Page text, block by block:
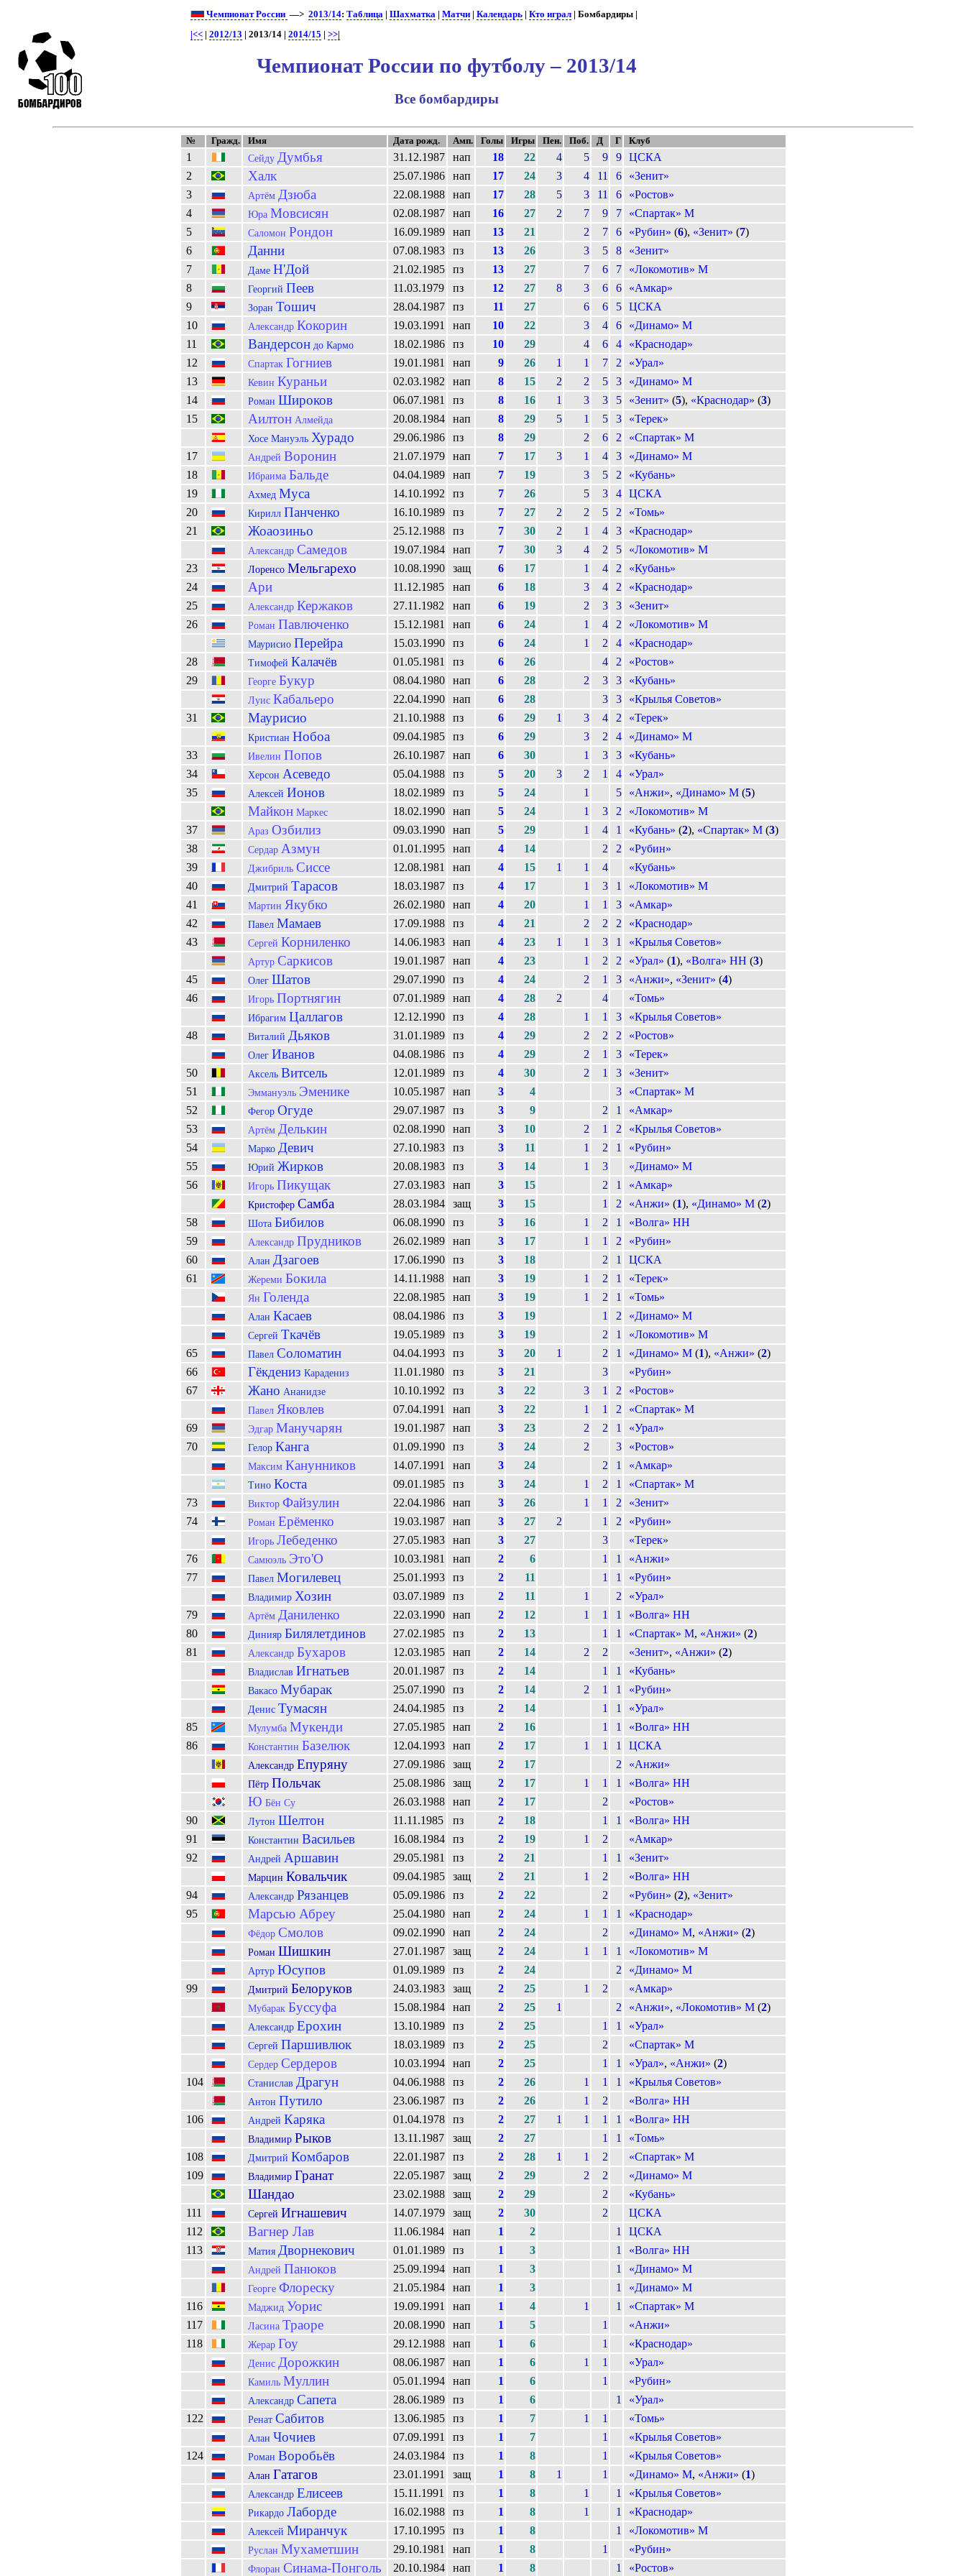
Чемпионат России —>2013/14:Таблица |Шахматка |Матчи |Календарь |Кто играл | Бомбардиры |
|<< |2012/13 | 2013/14 |2014/15 |>>|
Чемпионат России по футболу – 2013/14
Все бомбардиры
№ Гражд. Имя Дата рожд. Амп. Голы Игры Пен. Поб. Д Г Клуб
1 Сейду Думбья 31.12.1987 нап 18 22 4 5 9 9
ЦСКА
2
Халк 25.07.1986 нап 17 24 3 4 11 6
«Зенит»
3
Артём Дзюба 22.08.1988 нап 17 28 5 3 11 6
«Ростов»
4
Юра Мовсисян 02.08.1987 нап 16 27 2 7 9 7
«Спартак» М
5
Саломон Рондон 16.09.1989 нап 13 21 2 7 6 «Рубин» (6), «Зенит» (7)
6
Данни 07.08.1983 пз 13 26 3 5 8
«Зенит»
7
Даме Н'Дой 21.02.1985 пз 13 27 7 6 7
«Локомотив» М
8
Георгий Пеев 11.03.1979 пз 12 27 8 3 6 6
«Амкар»
9
ЗоранТошич 28.04.1987 пз 11 27 6 6 5
ЦСКА
10
Александр Кокорин 19.03.1991 нап 10 22 3 4 6
«Динамо» М
11
Вандерсон до Кармо 18.02.1986 пз 10 29 4 6 4
«Краснодар»
12
Спартак Гогниев 19.01.1981 нап 9 26 1 1 7 2
«Урал»
13
Кевин Кураньи 02.03.1982 нап 8 15 2 2 5 3
«Динамо» М
14
Роман Широков 06.07.1981 пз 8 16 1 3 3 5 «Зенит» (5), «Краснодар» (3)
15
Аилтон Алмейда 20.08.1984 нап 8 29 5 1 5 3 «Терек»
Хосе Мануэль Хурадо 29.06.1986 пз 8 29 2 6 2
«Спартак» М
17
Андрей Воронин 21.07.1979 нап 7 17 3 1 4 3
«Динамо» М
18
Ибраима Бальде 04.04.1989 нап 7 19 3 5 2
«Кубань»
19
Ахмед Муса 14.10.1992 пз 7 26 5 3 4
ЦСКА
20
Кирилл Панченко 16.10.1989 пз 7 27 2 2 5 2
«Томь»
21
Жоаозиньо 25.12.1988 пз 7 30 2 1 4 3 «Краснодар»
АлександрСамедов 19.07.1984 нап 7 30 3 4 2 5
«Локомотив» М
23
Лоренсо Мельгарехо 10.08.1990 защ 6 17 1 4 2
«Кубань»
24
Ари 11.12.1985 нап 6 18 3 4 2
«Краснодар»
25
Александр Кержаков 27.11.1982 нап 6 19 2 3 3
«Зенит»
26
Роман Павлюченко 15.12.1981 нап 6 24 1 4 2 «Локомотив» М
Маурисио Перейра 15.03.1990 пз 6 24 1 2 4
«Краснодар»
28
Тимофей Калачёв 01.05.1981 пз 6 26 4 2
«Ростов»
29
Георге Букур 08.04.1980 нап 6 28 2 3 3 «Кубань»
Луис Кабальеро 22.04.1990 нап 6 28 3 3
«Крылья Советов»
31
Маурисио 21.10.1988 пз 6 29 1 3 4 2 «Терек»
Кристиан Нобоа 09.04.1985 пз 6 29 3 2 4
«Динамо» М
33
Ивелин Попов 26.10.1987 нап 6 30 1 3 3
«Кубань»
34
Херсон Асеведо 05.04.1988 пз 5 20 3 2 1 4
«Урал»
35
Алексей Ионов 18.02.1989 пз 5 24 1 5 «Анжи», «Динамо» М (5)
Майкон Маркес 18.02.1990 нап 5 24 1 3 2
«Локомотив» М
37
АразОзбилиз 09.03.1990 нап 5 29 1 4 1 «Кубань» (2), «Спартак» М (3)
38
Сердар Азмун 01.01.1995 нап 4 14 2 2
«Рубин»
39
ДжибрильСиссе 12.08.1981 нап 4 15 1 1 4
«Кубань»
40
ДмитрийТарасов 18.03.1987 пз 4 17 1 3 1
«Локомотив» М
41
Мартин Якубко 26.02.1980 нап 4 20 1 1 3
«Амкар»
42
Павел Мамаев 17.09.1988 пз 4 21 2 2 2
«Краснодар»
43
Сергей Корниленко 14.06.1983 нап 4 23 1 1 3 1 «Крылья Советов»
АртурСаркисов 19.01.1987 нап 4 23 1 2 2 «Урал» (1), «Волга» НН (3)
45
Олег Шатов 29.07.1990 пз 4 24 2 1 3 «Анжи», «Зенит» (4)
46
Игорь Портнягин 07.01.1989 нап 4 28 2 4 «Томь»
Ибрагим Цаллагов 12.12.1990 пз 4 28 1 1 3
«Крылья Советов»
48
Виталий Дьяков 31.01.1989 пз 4 29 2 2 2 «Ростов»
Олег Иванов 04.08.1986 пз 4 29 2 1 3
«Терек»
50
Аксель Витсель 12.01.1989 пз 4 30 2 1 3
«Зенит»
51
Эммануэль Эменике 10.05.1987 нап 3 4 3
«Спартак» М
52
ФегорОгуде 29.07.1987 пз 3 9 2 1
«Амкар»
53
Артём Делькин 02.08.1990 нап 3 10 2 1 2
«Крылья Советов»
54
Марко Девич 27.10.1983 пз 3 11 1 2 1
«Рубин»
55
Юрий Жирков 20.08.1983 пз 3 14 1 3
«Динамо» М
56
Игорь Пикущак 27.03.1983 нап 3 15 2 1 «Амкар»
КристоферСамба 28.03.1984 защ 3 15 1 2 «Анжи» (1), «Динамо» М (2)
58
Шота Бибилов 06.08.1990 пз 3 16 1 2 1
«Волга» НН
59
Александр Прудников 26.02.1989 нап 3 17 1 1 2
«Рубин»
60
Алан Дзагоев 17.06.1990 пз 3 18 2 1
ЦСКА
61
Жереми Бокила 14.11.1988 нап 3 19 1 2 1 «Терек»
Ян Голенда 22.08.1985 нап 3 19 1 2 1 «Томь»
Алан Касаев 08.04.1986 пз 3 19 1 2 «Динамо» М
СергейТкачёв 19.05.1989 пз 3 19 2 1
«Локомотив» М
65
ПавелСоломатин 04.04.1993 пз 3 20 1 2 1 «Динамо» М (1), «Анжи» (2)
66
Гёкдениз Карадениз 11.01.1980 пз 3 21 3
«Рубин»
67
Жано Ананидзе 10.10.1992 пз 3 22 3 1 2 «Ростов»
Павел Яковлев 07.04.1991 нап 3 22 1 1 2
«Спартак» М
69
Эдгар Манучарян 19.01.1987 нап 3 23 2 2 1
«Урал»
70
Гелор Канга 01.09.1990 пз 3 24 2 3 «Ростов»
Максим Канунников 14.07.1991 нап 3 24 2 1 «Амкар»
Тино Коста 09.01.1985 пз 3 24 1 2 1
«Спартак» М
73
ВикторФайзулин 22.04.1986 нап 3 26 1 1 2
«Зенит»
74
Роман Ерёменко 19.03.1987 нап 3 27 2 1 2 «Рубин»
ИгорьЛебеденко 27.05.1983 нап 3 27 3
«Терек»
76
Самюэль Это'O 10.03.1981 нап 2 6 1 1
«Анжи»
77
Павел Могилевец 25.01.1993 пз 2 11 1 1 «Рубин»
Владимир Хозин 03.07.1989 пз 2 11 1 2
«Урал»
79
Артём Даниленко 22.03.1990 нап 2 12 1 1 1
«Волга» НН
80
Динияр Билялетдинов 27.02.1985 пз 2 13 1 1 «Спартак» М, «Анжи» (2)
81
Александр Бухаров 12.03.1985 нап 2 14 2 2 «Зенит», «Анжи» (2)
Владислав Игнатьев 20.01.1987 пз 2 14 1 1 «Кубань»
Вакасо Мубарак 25.07.1990 пз 2 14 2 1 1 «Рубин»
ДенисТумасян 24.04.1985 пз 2 14 1 1
«Урал»
85
Мулумба Мукенди 27.05.1985 нап 2 16 1 1
«Волга» НН
86
Константин Базелюк 12.04.1993 нап 2 17 1 1 1 ЦСКА
Александр Епуряну 27.09.1986 защ 2 17 2 «Анжи»
Пётр Польчак 25.08.1986 защ 2 17 1 1 1 «Волга» НН
Ю Бён Су 26.03.1988 нап 2 17 2
«Ростов»
90
Лутон Шелтон 11.11.1985 пз 2 18 1 1
«Волга» НН
91
Константин Васильев 16.08.1984 пз 2 19 1 2
«Амкар»
92
Андрей Аршавин 29.05.1981 пз 2 21 1 1 «Зенит»
Марцин Ковальчик 09.04.1985 защ 2 21 1 2
«Волга» НН
94
Александр Рязанцев 05.09.1986 пз 2 22 2 «Рубин» (2), «Зенит»
95
Марсью Абреу 25.04.1980 нап 2 24 1 1 1 «Краснодар»
ФёдорСмолов 09.02.1990 нап 2 24 2 «Динамо» М, «Анжи» (2)
Роман Шишкин 27.01.1987 защ 2 24 1 1 1 «Локомотив» М
Артур Юсупов 01.09.1989 пз 2 24 2
«Динамо» М
99
Дмитрий Белоруков 24.03.1983 защ 2 25 1 2 «Амкар»
Мубарак Буссуфа 15.08.1984 нап 2 25 1 2 «Анжи», «Локомотив» М (2)
Александр Ерохин 13.10.1989 пз 2 25 1 1 «Урал»
Сергей Паршивлюк 18.03.1989 пз 2 25 2 «Спартак» М
СердерСердеров 10.03.1994 нап 2 25 1 1 «Урал», «Анжи» (2)
104
Станислав Драгун 04.06.1988 пз 2 26 1 1 1 «Крылья Советов»
Антон Путило 23.06.1987 пз 2 26 1 2
«Волга» НН
106
Андрей Каряка 01.04.1978 пз 2 27 1 1 1 1 «Волга» НН
Владимир Рыков 13.11.1987 защ 2 27 1 1
«Томь»
108
Дмитрий Комбаров 22.01.1987 пз 2 28 1 1 2
«Спартак» М
109
Владимир Гранат 22.05.1987 защ 2 29 2 2 «Динамо» М
Шандао 23.02.1988 защ 2 29 2
«Кубань»
111
Сергей Игнашевич 14.07.1979 защ 2 30 2
ЦСКА
112
Вагнер Лав 11.06.1984 нап 1 2 1
ЦСКА
113
Матия Дворнекович 01.01.1989 пз 1 3 1 «Волга» НН
Андрей Панюков 25.09.1994 нап 1 3 1 «Динамо» М
ГеоргеФлореску 21.05.1984 нап 1 3 1
«Динамо» М
116
Маджид Уорис 19.09.1991 нап 1 4 1 1
«Спартак» М
117
ЛасинаТраоре 20.08.1990 нап 1 5 1
«Анжи»
118
Жерар Гоу 29.12.1988 нап 1 6 1 «Краснодар»
Денис Дорожкин 08.06.1987 нап 1 6 1 1 «Урал»
Камиль Муллин 05.01.1994 нап 1 6 1 «Рубин»
АлександрСапета 28.06.1989 пз 1 6 1
«Урал»
122
РенатСабитов 13.06.1985 пз 1 7 1 1 «Томь»
Алан Чочиев 07.09.1991 пз 1 7 1
«Крылья Советов»
124
Роман Воробьёв 24.03.1984 пз 1 8 1 «Крылья Советов»
Алан Гатагов 23.01.1991 защ 1 8 1 1 «Динамо» М, «Анжи» (1)
Александр Елисеев 15.11.1991 пз 1 8 1 1 «Крылья Советов»
РикардоЛаборде 16.02.1988 пз 1 8 1 1 «Краснодар»
Алексей Миранчук 17.10.1995 пз 1 8 1 «Локомотив» М
Руслан Мухаметшин 29.10.1981 нап 1 8 1 «Рубин»
ФлоранСинама-Понголь 20.10.1984 нап 1 8 1 «Ростов»